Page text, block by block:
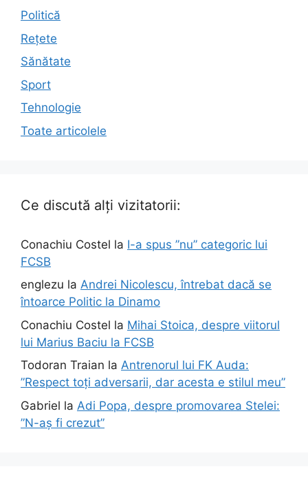
Politică
Rețete
Sănătate
Sport
Tehnologie
Toate articolele
Ce discută alți vizitatorii:
Conachiu Costel la I-a spus ”nu” categoric lui
FCSB
englezu la Andrei Nicolescu, întrebat dacă se
întoarce Politic la Dinamo
Conachiu Costel la Mihai Stoica, despre viitorul
lui Marius Baciu la FCSB
Todoran Traian la Antrenorul lui FK Auda:
”Respect toți adversarii, dar acesta e stilul meu”
Gabriel la Adi Popa, despre promovarea Stelei:
”N-aș fi crezut”